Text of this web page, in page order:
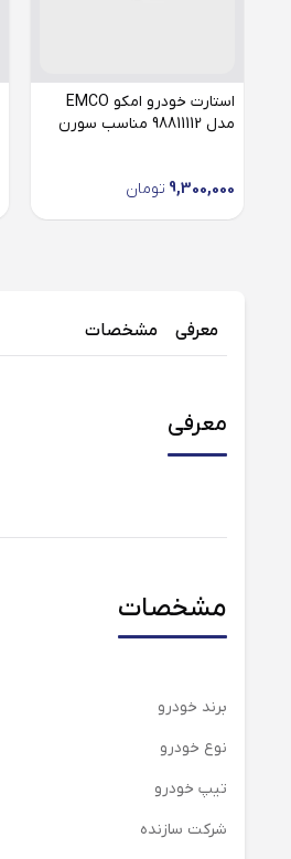
استارت خودرو امکو EMCO
مدل 98811112 مناسب سورن
9,300,000 تومان
معرفی مشخصات
معرفی
مشخصات
برند خودرو
نوع خودرو
تیپ خودرو
شرکت سازنده